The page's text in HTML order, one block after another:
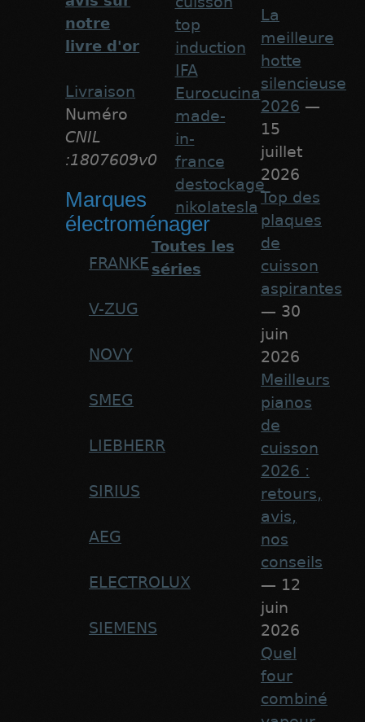
notre
livre d'or
Livraison
Numéro
CNIL
:1807609v0
Marques
électroménager
FRANKE
V-ZUG
NOVY
SMEG
LIEBHERR
SIRIUS
AEG
ELECTROLUX
SIEMENS
top
induction
IFA
Eurocucina
made-
in-
france
destockage
nikolatesla
Toutes les
séries
La
meilleure
hotte
silencieuse
2026 —
15
juillet
2026
Top des
plaques
de
cuisson
aspirantes
— 30
juin
2026
Meilleurs
pianos
de
cuisson
2026 :
retours,
avis,
nos
conseils
— 12
juin
2026
Quel
four
combiné